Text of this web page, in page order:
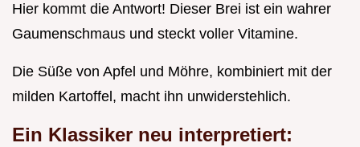
Hier kommt die Antwort! Dieser Brei ist ein wahrer
Gaumenschmaus und steckt voller Vitamine.
Die Süße von Apfel und Möhre, kombiniert mit der
milden Kartoffel, macht ihn unwiderstehlich.
Ein Klassiker neu interpretiert: